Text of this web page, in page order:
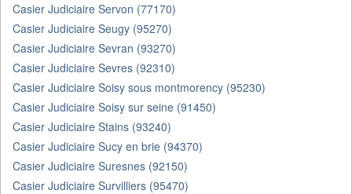
Casier Judiciaire Servon (77170)
Casier Judiciaire Seugy (95270)
Casier Judiciaire Sevran (93270)
Casier Judiciaire Sevres (92310)
Casier Judiciaire Soisy sous montmorency (95230)
Casier Judiciaire Soisy sur seine (91450)
Casier Judiciaire Stains (93240)
Casier Judiciaire Sucy en brie (94370)
Casier Judiciaire Suresnes (92150)
Casier Judiciaire Survilliers (95470)